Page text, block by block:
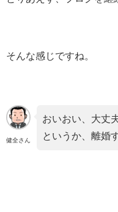
そんな感じですね。
健全さん
おいおい、大丈
というか、離婚